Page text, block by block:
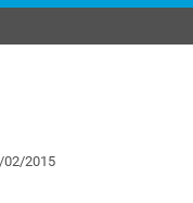
02/2015